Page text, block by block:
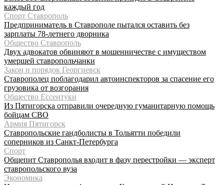
каждый год
Спорт Ставрополь
Предприниматель в Ставрополе пытался оставить без
зарплаты 78-летнего дворника
Общество Ставрополь
Двух адвокатов обвиняют в мошенничестве с имуществом
умершей ставропольчанки
Закон и порядок Георгиевск
Ставрополец поблагодарил автоинспекторов за спасение его
грузовика от возгорания
Общество Ессентуки
Из Пятигорска отправили очередную гуманитарную помощь
бойцам СВО
Армия Пятигорск
Ставропольские гандболисты в Тольятти победили
соперников из Санкт-Петербурга
Спорт
Общепит Ставрополья входит в фазу перестройки — эксперт
ставропольского вуза
Экономика